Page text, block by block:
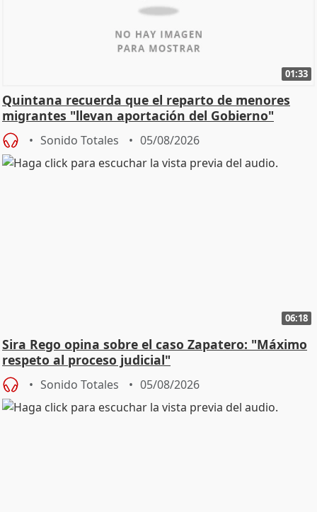
01:33
Quintana recuerda que el reparto de menores
migrantes "llevan aportación del Gobierno"
central
Sonido Totales 05/08/2026
06:18
Sira Rego opina sobre el caso Zapatero: "Máximo
respeto al proceso judicial"
Sonido Totales 05/08/2026